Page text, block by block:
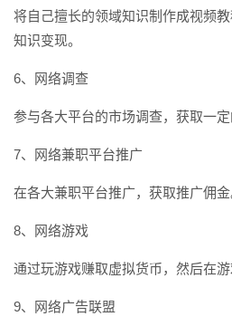
将自己擅长的领域知识制作成视频
知识变现。
6、网络调查
参与各大平台的市场调查，获取一定
7、网络兼职平台推广
在各大兼职平台推广，获取推广佣金
8、网络游戏
通过玩游戏赚取虚拟货币，然后在游
9、网络广告联盟